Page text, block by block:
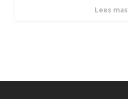
Lees mas